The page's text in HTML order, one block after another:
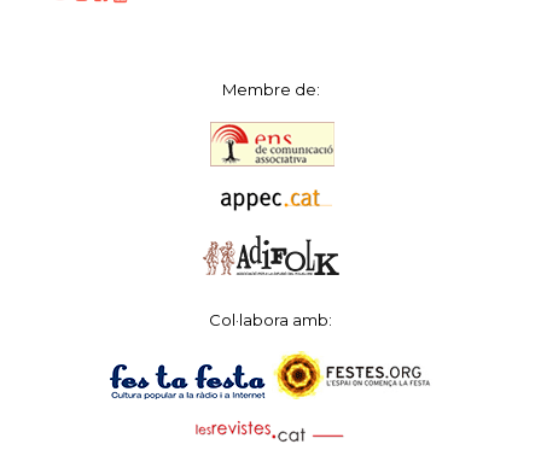
Membre de:
Col·labora amb: